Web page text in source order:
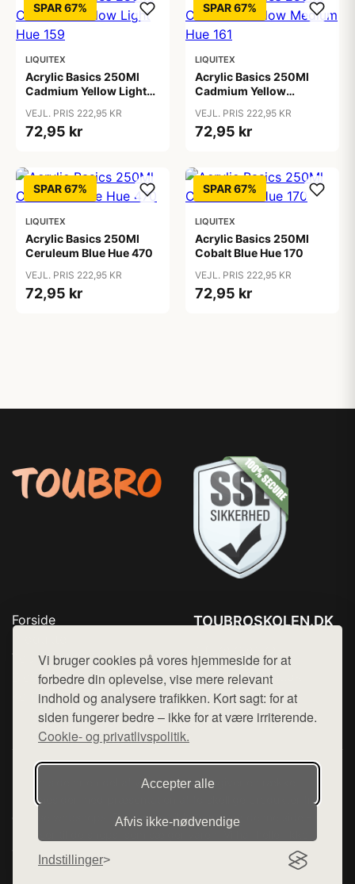
Vi bruger cookies på vores hjemmeside for at
forbedre din oplevelse, vise mere relevant
indhold og analysere trafikken. Kort sagt: for at
siden fungerer bedre – ikke for at være irriterende.
Cookie- og privatlivspolitik.
Accepter alle
Afvis ikke‑nødvendige
Indstillinger
SPAR 67%
LIQUITEX
Acrylic Basics 250Ml
Cadmium Yellow Light
VEJL. PRIS 222,95 KR
72,95 kr
SPAR 67%
LIQUITEX
Acrylic Basics 250Ml
Cadmium Yellow
VEJL. PRIS 222,95 KR
72,95 kr
SPAR 67%
LIQUITEX
Acrylic Basics 250Ml
Ceruleum Blue Hue 470
VEJL. PRIS 222,95 KR
72,95 kr
SPAR 67%
LIQUITEX
Acrylic Basics 250Ml
Cobalt Blue Hue 170
VEJL. PRIS 222,95 KR
72,95 kr
Forside
Top Rabatter
Blog
Kontakt
TOUBROSKOLEN.DK
Mail: hej@want.dk
Cookie- og privatlivspolitik
Denne side er en del af want.dk, der udgiver en række
hjemmesider med præsentation af forskellige produkter fra
diverse webshops. Der sælges ikke varer fra denne side - vi
henviser til de shops, som sælger varen. Vi har heller ikke
varerne på lager.